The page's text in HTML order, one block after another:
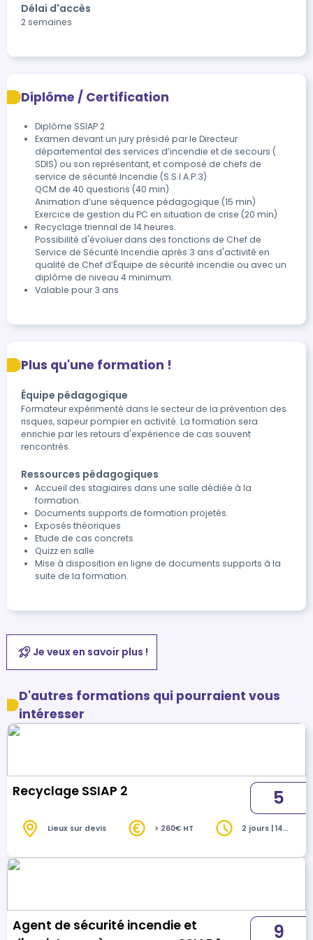
Délai d'accès
2 semaines
Diplôme / Certification
Diplôme SSIAP 2
Examen devant un jury présidé par le Directeur
départemental des services d’incendie et de secours (
SDIS) ou son représentant, et composé de chefs de
service de sécurité Incendie (S.S.I.A.P.3)
QCM de 40 questions (40 min)
Animation d’une séquence pédagogique (15 min)
Exercice de gestion du PC en situation de crise (20 min)
Recyclage triennal de 14 heures.
Possibilité d'évoluer dans des fonctions de Chef de
Service de Sécurité Incendie après 3 ans d'activité en
qualité de Chef d’Équipe de sécurité incendie ou avec un
diplôme de niveau 4 minimum.
Valable pour 3 ans
Plus qu'une formation !
Équipe pédagogique
Formateur expérimenté dans le secteur de la prévention des
risques, sapeur pompier en activité. La formation sera
enrichie par les retours d'expérience de cas souvent
rencontrés.
Ressources pédagogiques
Accueil des stagiaires dans une salle dédiée à la
formation.
Documents supports de formation projetés.
Exposés théoriques
Etude de cas concrets
Quizz en salle
Mise à disposition en ligne de documents supports à la
suite de la formation.
Je veux en savoir plus !
D'autres formations qui pourraient vous
intéresser
Recyclage SSIAP 2 5
Lieux sur devis > 260€ HT
2 jours | 14
Agent de sécurité incendie et
9